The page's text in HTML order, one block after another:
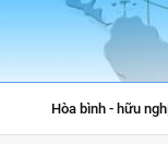
Hòa bình - hữu